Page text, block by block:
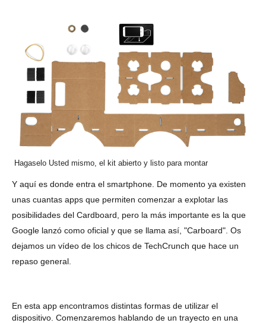
Hagaselo Usted mismo, el kit abierto y listo para montar
Y aquí es donde entra el smartphone. De momento ya existen
unas cuantas apps que permiten comenzar a explotar las
posibilidades del Cardboard, pero la más importante es la que
Google lanzó como oficial y que se llama así, "Carboard". Os
dejamos un vídeo de los chicos de TechCrunch que hace un
repaso general.
En esta app encontramos distintas formas de utilizar el
dispositivo. Comenzaremos hablando de un trayecto en una